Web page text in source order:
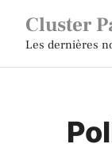
Cluster
Les dernières